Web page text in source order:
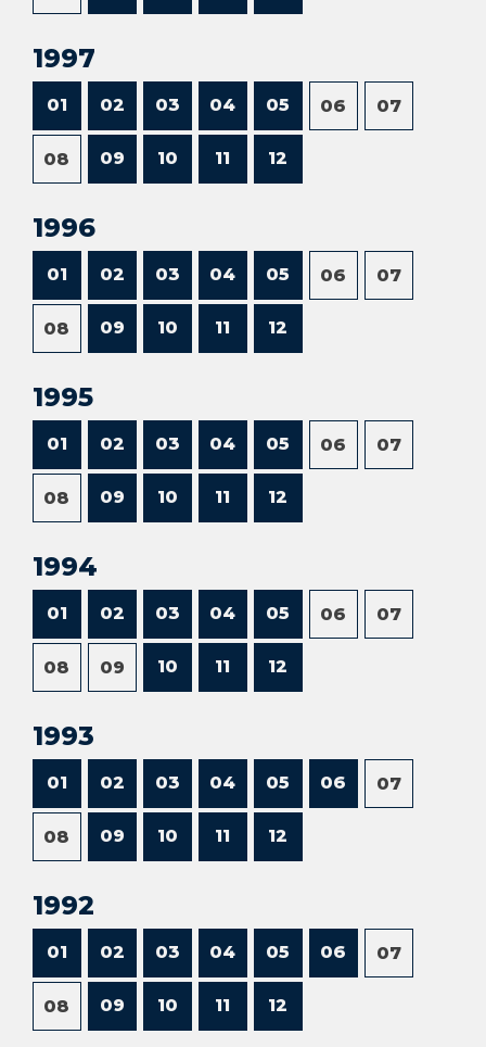
1997
01 02 03 04 05 06 07
08 09 10 11 12
1996
01 02 03 04 05 06 07
08 09 10 11 12
1995
01 02 03 04 05 06 07
08 09 10 11 12
1994
01 02 03 04 05 06 07
08 09 10 11 12
1993
01 02 03 04 05 06 07
08 09 10 11 12
1992
01 02 03 04 05 06 07
08 09 10 11 12